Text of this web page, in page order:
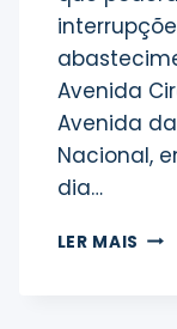
Avenida
Avenida
Nacional,
dia…
LER MAIS